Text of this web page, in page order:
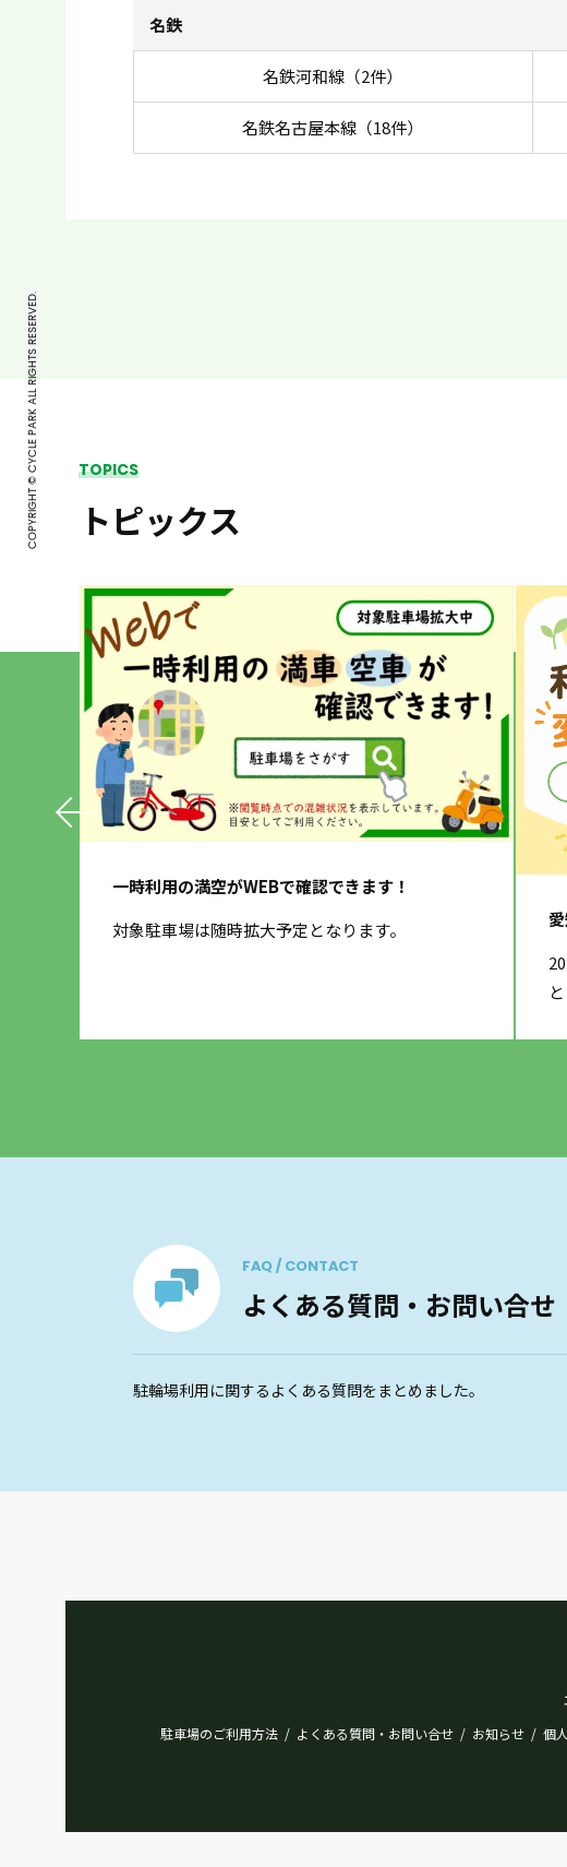
名鉄
名鉄河和線（2件）
名鉄名古屋本線（18件）
TOPICS
トピックス
一時利用の満空がWEBで確認できます！
対象駐車場は随時拡大予定となります。
FAQ / CONTACT
よくある質問・お問い合せ
駐輪場利用に関するよくある質問をまとめました。
駐車場のご利用方法 / よくある質問・お問い合せ / お知らせ / 個
COPYRIGHT © CYCLE PARK ALL RIGHTS RESERVED.